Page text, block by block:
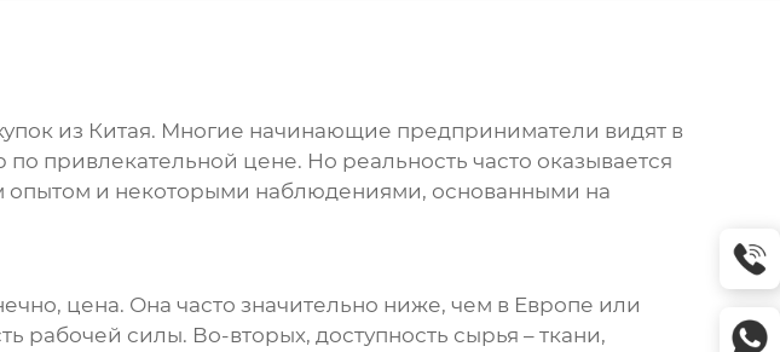
из Китая. Многие начинающие предприниматели видят в
привлекательной цене. Но реальность часто оказывается
опытом и некоторыми наблюдениями, основанными на
цена. Она часто значительно ниже, чем в Европе или
рабочей силы. Во-вторых, доступность сырья – ткани,